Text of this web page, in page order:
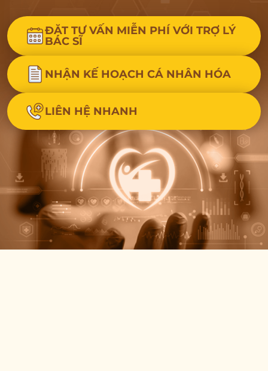
ĐẶT TƯ VẤN MIỄN PHÍ VỚI TRỢ LÝ
BÁC SĨ
NHẬN KẾ HOẠCH CÁ NHÂN HÓA
LIÊN HỆ NHANH